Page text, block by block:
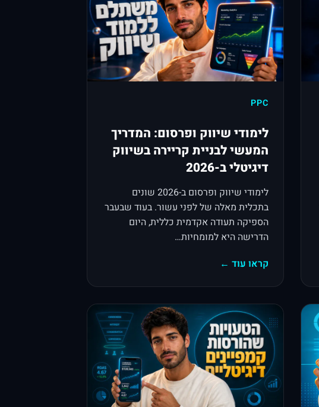
PPC
לימודי שיווק ופרסום: המדריך
המעשי לבניית קריירה בשיווק
דיגיטלי ב-2026
לימודי שיווק ופרסום ב-2026 שונים
בתכלית מאלה של לפני עשור. בעוד שבעבר
הספיקה תעודה אקדמית כללית, היום
הדרישה היא למומחיות…
קראו עוד ←